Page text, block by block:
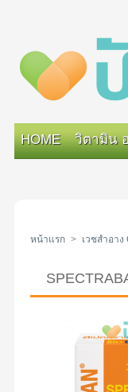
HOME วิตามิน
หน้าแรก > เวชสำอาง